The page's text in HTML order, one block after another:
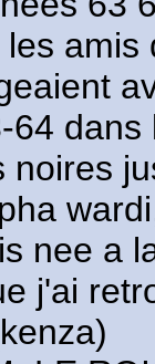
64
noires
nee a
j'ai